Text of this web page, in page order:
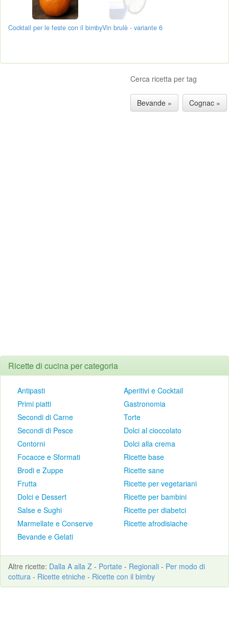
Cocktail per le feste con il bimbyVin brulè - variante 6
Cerca ricetta per tag
Bevande » Cognac »
Ricette di cucina per categoria
Antipasti
Primi piatti
Secondi di Carne
Secondi di Pesce
Contorni
Focacce e Sformati
Brodi e Zuppe
Frutta
Dolci e Dessert
Salse e Sughi
Marmellate e Conserve
Bevande e Gelati
Aperitivi e Cocktail
Gastronomia
Torte
Dolci al cioccolato
Dolci alla crema
Ricette base
Ricette sane
Ricette per vegetariani
Ricette per bambini
Ricette per diabetci
Ricette afrodisiache
Altre ricette: Dalla A alla Z - Portate - Regionali - Per modo di
cottura - Ricette etniche - Ricette con il bimby